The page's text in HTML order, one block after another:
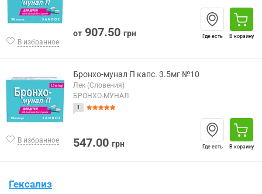
В избранное
от 907.50 грн Где есть В корзину
В избранное
Бронхо-мунал П капс. 3.5мг №10
Лек (Словения)
БРОНХО-МУНАЛ
1
547.00 грн Где есть В корзину
Гексализ